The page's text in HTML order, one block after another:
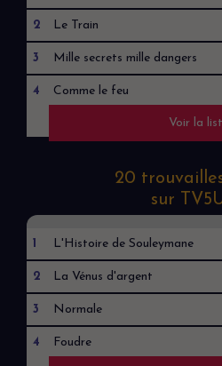
2 Le Train
3 Mille secrets mille dangers
4 Comme le feu
Voir la
20
sur
1 L'Histoire de Souleymane
2 La Vénus d'argent
3 Normale
4 Foudre